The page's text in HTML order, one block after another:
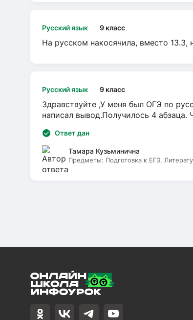
Русский язык 9 класс
На русском накосячила, вместо 13.3,
Русский язык 9 класс
Здравствуйте ,У меня был ОГЭ по
написал вывод.Получилось 4 абзаца.
Ответ дан
Тамара Кузьминична
Предметы: Подготовка к ЕГЭ,